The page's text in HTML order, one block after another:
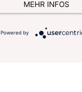
Impressum
Datenschutzerklärung
MEHR INFOS
Powered by